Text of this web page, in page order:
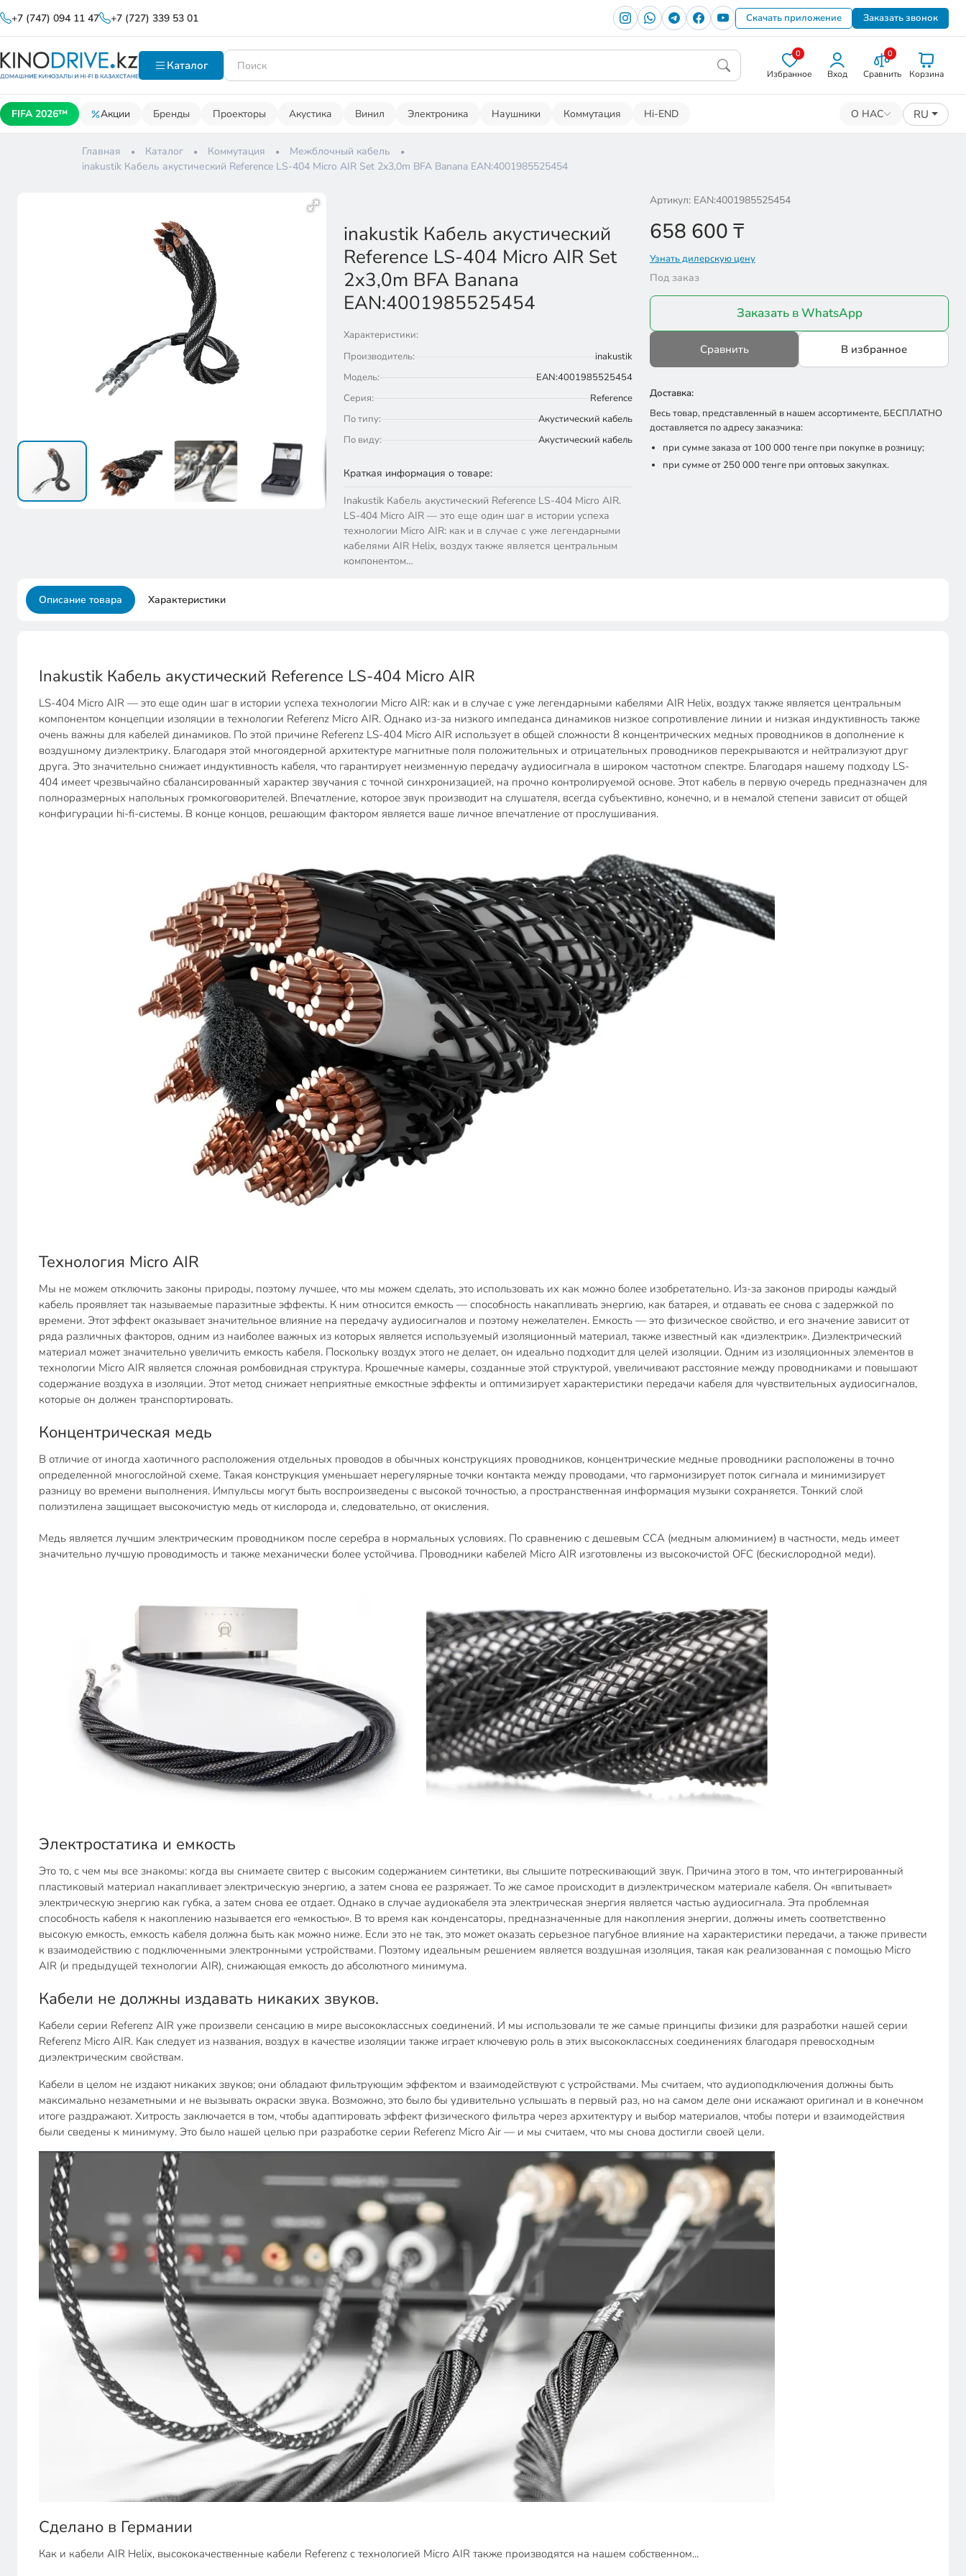
+7 (747) 094 11 47 +7 (727) 339 53 01 Скачать приложение Заказать звонок
Каталог
0
Избранное Вход
0
Сравнить Корзина
FIFA 2026™ Акции Бренды Проекторы Акустика Винил Электроника Наушники Коммутация Hi-END О НАС RU
Главная Каталог Коммутация
Межблочный кабель
inakustik Кабель акустический Reference LS-404 Micro AIR Set 2x3,0m BFA Banana EAN:4001985525454
inakustik Кабель акустический
Reference LS-404 Micro AIR Set
2x3,0m BFA Banana
EAN:4001985525454
Характеристики:
Производитель:
inakustik
Модель:
EAN:4001985525454
Серия:
Reference
По типу:
Акустический кабель
По виду:
Акустический кабель
Краткая информация о товаре:
Inakustik Кабель акустический Reference LS-404 Micro AIR.
LS-404 Micro AIR — это еще один шаг в истории успеха
технологии Micro AIR: как и в случае с уже легендарными
кабелями AIR Helix, воздух также является центральным
компонентом…
Артикул: EAN:4001985525454
658 600 ₸
Узнать дилерскую цену
Под заказ
Заказать в WhatsApp
Сравнить В избранное
Доставка:
Весь товар, представленный в нашем ассортименте, БЕСПЛАТНО
доставляется по адресу заказчика:
при сумме заказа от 100 000 тенге при покупке в розницу;
при сумме от 250 000 тенге при оптовых закупках.
Описание товара Характеристики
Inakustik Кабель акустический Reference LS-404 Micro AIR
LS-404 Micro AIR — это еще один шаг в истории успеха технологии Micro AIR: как и в случае с уже легендарными кабелями AIR Helix, воздух также является центральным
компонентом концепции изоляции в технологии Referenz Micro AIR. Однако из-за низкого импеданса динамиков низкое сопротивление линии и низкая индуктивность также
очень важны для кабелей динамиков. По этой причине Referenz LS-404 Micro AIR использует в общей сложности 8 концентрических медных проводников в дополнение к
воздушному диэлектрику. Благодаря этой многоядерной архитектуре магнитные поля положительных и отрицательных проводников перекрываются и нейтрализуют друг
друга. Это значительно снижает индуктивность кабеля, что гарантирует неизменную передачу аудиосигнала в широком частотном спектре. Благодаря нашему подходу LS-
404 имеет чрезвычайно сбалансированный характер звучания с точной синхронизацией, на прочно контролируемой основе. Этот кабель в первую очередь предназначен для
полноразмерных напольных громкоговорителей. Впечатление, которое звук производит на слушателя, всегда субъективно, конечно, и в немалой степени зависит от общей
конфигурации hi-fi-системы. В конце концов, решающим фактором является ваше личное впечатление от прослушивания.
Технология Micro AIR
Мы не можем отключить законы природы, поэтому лучшее, что мы можем сделать, это использовать их как можно более изобретательно. Из-за законов природы каждый
кабель проявляет так называемые паразитные эффекты. К ним относится емкость — способность накапливать энергию, как батарея, и отдавать ее снова с задержкой по
времени. Этот эффект оказывает значительное влияние на передачу аудиосигналов и поэтому нежелателен. Емкость — это физическое свойство, и его значение зависит от
ряда различных факторов, одним из наиболее важных из которых является используемый изоляционный материал, также известный как «диэлектрик». Диэлектрический
материал может значительно увеличить емкость кабеля. Поскольку воздух этого не делает, он идеально подходит для целей изоляции. Одним из изоляционных элементов в
технологии Micro AIR является сложная ромбовидная структура. Крошечные камеры, созданные этой структурой, увеличивают расстояние между проводниками и повышают
содержание воздуха в изоляции. Этот метод снижает неприятные емкостные эффекты и оптимизирует характеристики передачи кабеля для чувствительных аудиосигналов,
которые он должен транспортировать.
Концентрическая медь
В отличие от иногда хаотичного расположения отдельных проводов в обычных конструкциях проводников, концентрические медные проводники расположены в точно
определенной многослойной схеме. Такая конструкция уменьшает нерегулярные точки контакта между проводами, что гармонизирует поток сигнала и минимизирует
разницу во времени выполнения. Импульсы могут быть воспроизведены с высокой точностью, а пространственная информация музыки сохраняется. Тонкий слой
полиэтилена защищает высокочистую медь от кислорода и, следовательно, от окисления.
Медь является лучшим электрическим проводником после серебра в нормальных условиях. По сравнению с дешевым CCA (медным алюминием) в частности, медь имеет
значительно лучшую проводимость и также механически более устойчива. Проводники кабелей Micro AIR изготовлены из высокочистой OFC (бескислородной меди).
Электростатика и емкость
Это то, с чем мы все знакомы: когда вы снимаете свитер с высоким содержанием синтетики, вы слышите потрескивающий звук. Причина этого в том, что интегрированный
пластиковый материал накапливает электрическую энергию, а затем снова ее разряжает. То же самое происходит в диэлектрическом материале кабеля. Он «впитывает»
электрическую энергию как губка, а затем снова ее отдает. Однако в случае аудиокабеля эта электрическая энергия является частью аудиосигнала. Эта проблемная
способность кабеля к накоплению называется его «емкостью». В то время как конденсаторы, предназначенные для накопления энергии, должны иметь соответственно
высокую емкость, емкость кабеля должна быть как можно ниже. Если это не так, это может оказать серьезное пагубное влияние на характеристики передачи, а также привести
к взаимодействию с подключенными электронными устройствами. Поэтому идеальным решением является воздушная изоляция, такая как реализованная с помощью Micro
AIR (и предыдущей технологии AIR), снижающая емкость до абсолютного минимума.
Кабели не должны издавать никаких звуков.
Кабели серии Referenz AIR уже произвели сенсацию в мире высококлассных соединений. И мы использовали те же самые принципы физики для разработки нашей серии
Referenz Micro AIR. Как следует из названия, воздух в качестве изоляции также играет ключевую роль в этих высококлассных соединениях благодаря превосходным
диэлектрическим свойствам.
Кабели в целом не издают никаких звуков; они обладают фильтрующим эффектом и взаимодействуют с устройствами. Мы считаем, что аудиоподключения должны быть
максимально незаметными и не вызывать окраски звука. Возможно, это было бы удивительно услышать в первый раз, но на самом деле они искажают оригинал и в конечном
итоге раздражают. Хитрость заключается в том, чтобы адаптировать эффект физического фильтра через архитектуру и выбор материалов, чтобы потери и взаимодействия
были сведены к минимуму. Это было нашей целью при разработке серии Referenz Micro Air — и мы считаем, что мы снова достигли своей цели.
Сделано в Германии
Как и кабели AIR Helix, высококачественные кабели Referenz с технологией Micro AIR также производятся на нашем собственном...